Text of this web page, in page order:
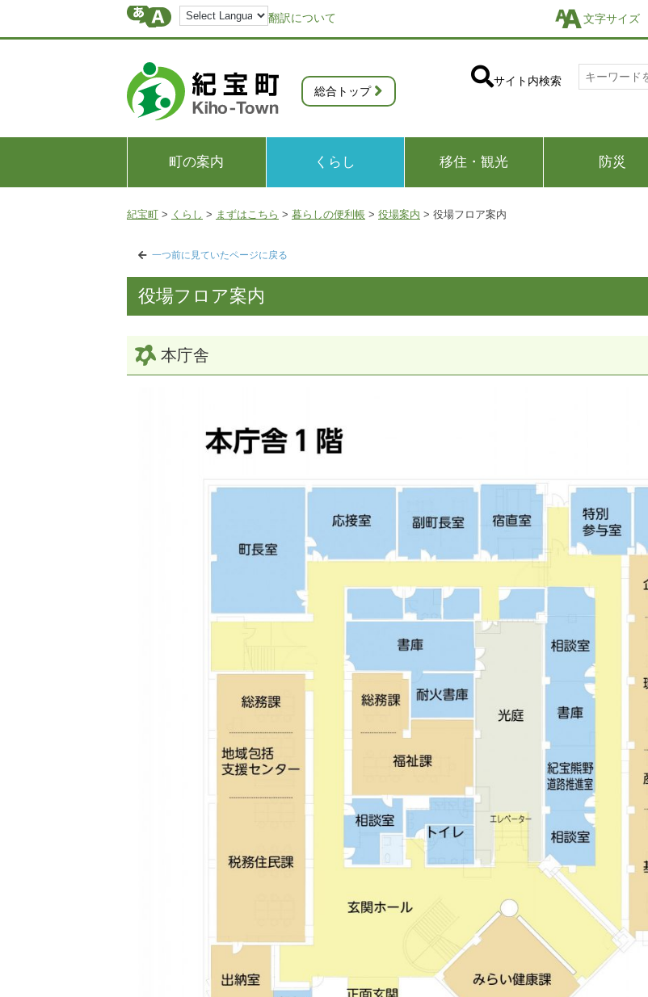
翻訳について 文字サイズ
総合トップ
サイト内検索
町の案内 くらし 移住・観光 防災
紀宝町 > くらし > まずはこちら > 暮らしの便利帳 > 役場案内 > 役場フロア案内
一つ前に見ていたページに戻る
役場フロア案内
本庁舎